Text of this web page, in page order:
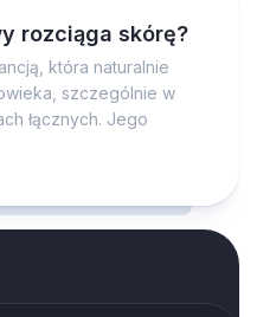
rozciąga skórę?
która naturalnie
szczególnie w
łącznych. Jego